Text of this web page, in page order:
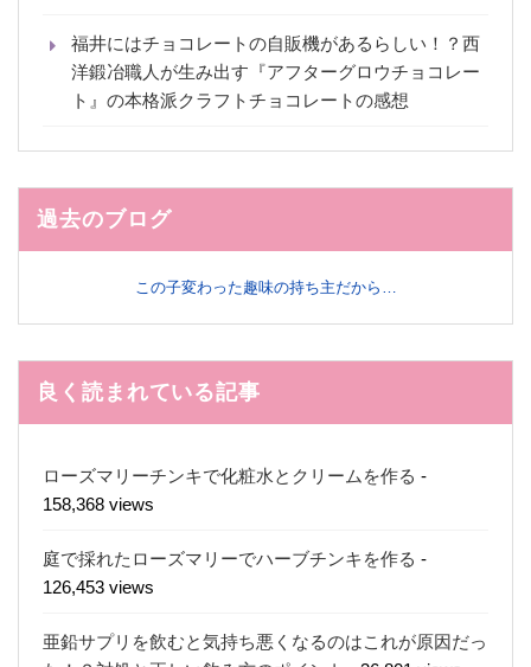
福井にはチョコレートの自販機があるらしい！？西
洋鍛冶職人が生み出す『アフターグロウチョコレー
ト』の本格派クラフトチョコレートの感想
過去のブログ
この子変わった趣味の持ち主だから…
良く読まれている記事
ローズマリーチンキで化粧水とクリームを作る -
158,368 views
庭で採れたローズマリーでハーブチンキを作る -
126,453 views
亜鉛サプリを飲むと気持ち悪くなるのはこれが原因だっ